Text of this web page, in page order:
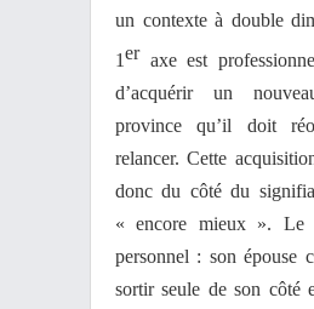
un contexte à double
1er axe est
d’acquérir un
province qu’il doit
relancer. Cette
donc du côté du
« encore mieux ». Le
personnel : son épouse
sortir seule de son côté